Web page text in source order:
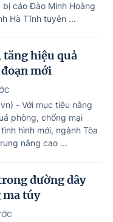
cáo Đào Minh Hoàng
Hà Tĩnh tuyên ...
tăng hiệu quả
mới
- Với mục tiêu nâng
phòng, chống mại
hình mới, ngành Tòa
nâng cao ...
đường dây
ma túy